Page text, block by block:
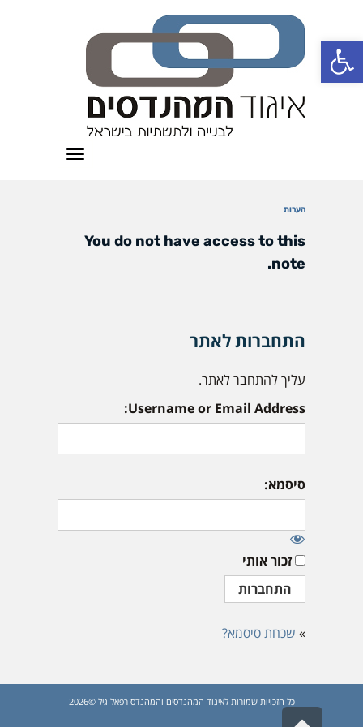
פתח סרגל נגישות
תפריט
הערות
You do not have access to this
note.
התחברות לאתר
עליך להתחבר לאתר.
Username or Email Address:
סיסמא:
זכור אותי
» שכחת סיסמא?
כל הזכויות שמורות לאיגוד המהנדסים והמהנדס רפאל גיל ©2026